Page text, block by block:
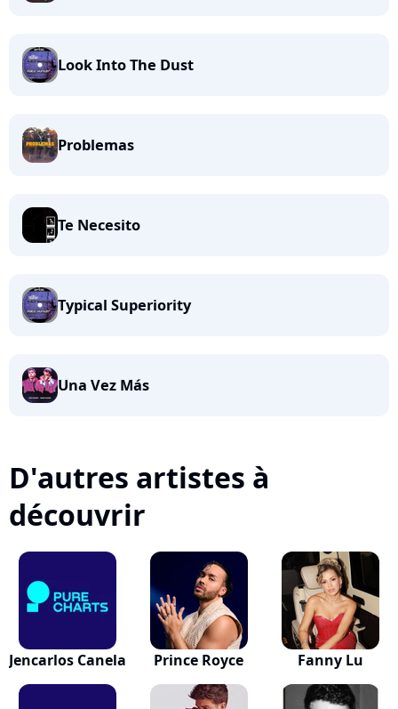
Look Into The Dust
Problemas
Te Necesito
Typical Superiority
Una Vez Más
D'autres artistes à
découvrir
Jencarlos Canela Prince Royce Fanny Lu